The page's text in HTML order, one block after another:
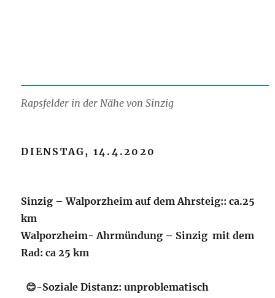
Rapsfelder in der Nähe von Sinzig
DIENSTAG, 14.4.2020
Sinzig – Walporzheimauf dem Ahrsteig:: ca.25
km
Walporzheim- Ahrmündung – Sinzig mit dem
Rad: ca 25 km
😊-Soziale Distanz: unproblematisch